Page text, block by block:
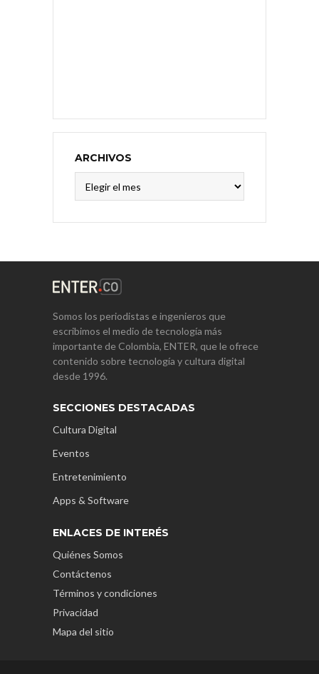
ARCHIVOS
Somos los periodistas e ingenieros que
escribimos el medio de tecnología más
importante de Colombia, ENTER, que le ofrece
contenido sobre tecnología y cultura digital
desde 1996.
SECCIONES DESTACADAS
Cultura Digital
Eventos
Entretenimiento
Apps & Software
ENLACES DE INTERÉS
Quiénes Somos
Contáctenos
Términos y condiciones
Privacidad
Mapa del sitio